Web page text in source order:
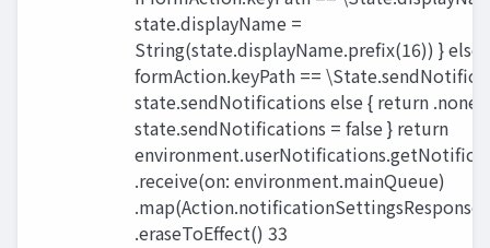
state.displayName =
String(state.displayName.prefix(16)) } else
formAction.keyPath ==
state.sendNotifications else { return .none }
state.sendNotifications = false } return
.receive(on: environment.mainQueue)
.map(Action.notificationSettingsResponse)
.eraseToEffect() 33